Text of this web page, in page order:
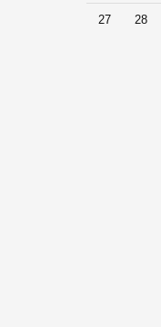
27 28